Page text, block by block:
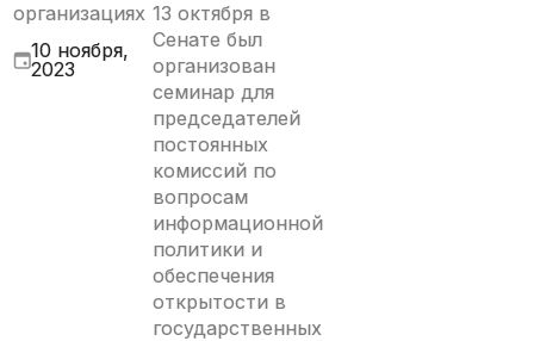
организациях
10 ноября,
2023
13 октября в
Сенате был
организован
семинар для
председателей
постоянных
комиссий по
вопросам
информационной
политики и
обеспечения
открытости в
государственных